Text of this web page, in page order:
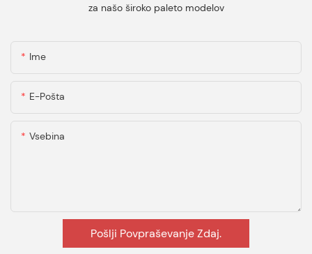
za našo široko paleto modelov
Ime
E-Pošta
Vsebina
Pošlji Povpraševanje Zdaj.